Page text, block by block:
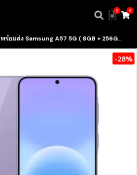
0 0
พร้อมส่ง Samsung A57 5G ( 8GB + 256GB )( 12GB + 256GB )( 12GB + 512GB ) มีบริการรับสินค้าหน้าร้าน
-28%